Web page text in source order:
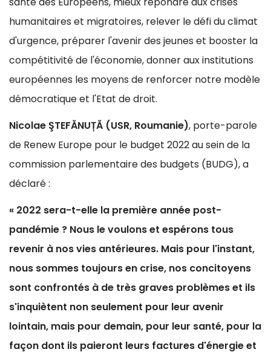
humanitaires et migratoires, relever le défi du climat
d'urgence, préparer l'avenir des jeunes et booster la
compétitivité de l'économie, donner aux institutions
européennes les moyens de renforcer notre modèle
démocratique et l'Etat de droit.
Nicolae ŞTEFĂNUȚĂ (USR, Roumanie), porte-parole
de Renew Europe pour le budget 2022 au sein de la
commission parlementaire des budgets (BUDG), a
déclaré :
« 2022 sera-t-elle la première année post-
pandémie ? Nous le voulons et espérons tous
revenir à nos vies antérieures. Mais pour l'instant,
nous sommes toujours en crise, nos concitoyens
sont confrontés à de très graves problèmes et ils
s'inquiètent non seulement pour leur avenir
lointain, mais pour demain, pour leur santé, pour la
façon dont ils paieront leurs factures d'énergie et